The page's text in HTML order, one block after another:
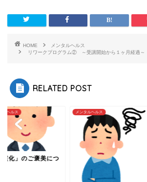
HOME
メンタルヘルス
リワークプログラム② ～受講開始から１ヶ月経過～
RELATED POST
ルヘルス 復職